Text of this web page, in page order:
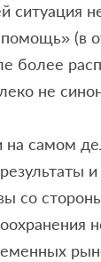
ситуация
(в
более
не
самом
со